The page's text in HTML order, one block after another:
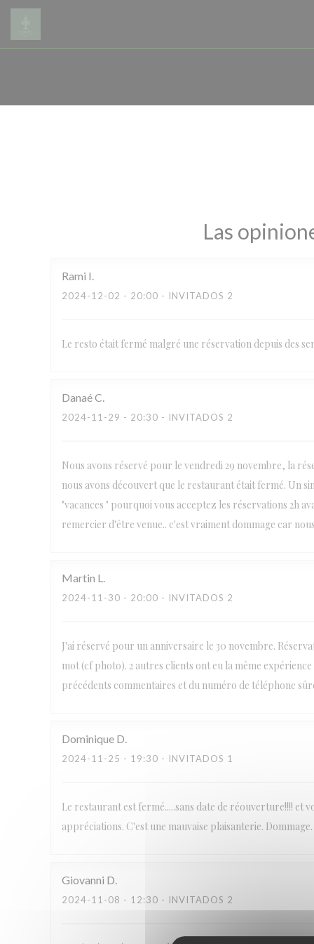
Personalización de sus opciones de cookies
Las
Rami I
2024-12-02 - 20:00 - INVITADOS 2
Le resto était fermé malgré une réservation depuis des
DanaéC
2024-11-29 - 20:30 - INVITADOS 2
Nous avons réservé pour le vendredi 29 novembre, la
nous avons découvert que le restaurant était fermé. Un
"vacances " pourquoi vous acceptez les réservations 2h
remercier d'être venue.. c'est vraiment dommage car
Martin L
2024-11-30 - 20:00 - INVITADOS 2
J'ai réservé pour un anniversaire le 30 novembre.
mot (cf photo). 2 autres clients ont eu la même
précédents commentaires et du numéro de téléphone
Dominique D
2024-11-25 - 19:30 - INVITADOS 1
Le restaurant est fermé.....sans date de réouverture!!!! et
appréciations. C'est une mauvaise plaisanterie. Dommage.
Giovanni D
2024-11-08 - 12:30 - INVITADOS 2